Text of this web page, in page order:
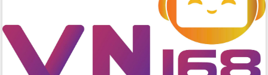
Đắk Lắk ký kết thỏa thuận hợp tác về
chuyển đổi số giai đoạn 2026 – 2030
với Tập đoàn Bưu chính Viễn thông
Việt Nam